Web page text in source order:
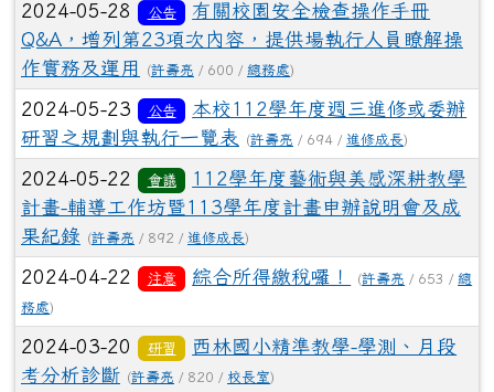
2024-05-28 公告
有關校園安全檢查操作手冊
Q&A，增列第23項次內容，提供場執行人員瞭解操
作實務及運用
(許壽亮 / 600 / 總務處)
2024-05-23 公告
本校112學年度週三進修或委辦
研習之規劃與執行一覽表
(許壽亮 / 694 / 進修成長)
2024-05-22 會議
112學年度藝術與美感深耕教學
計畫-輔導工作坊暨113學年度計畫申辦說明會及成
果紀錄
(許壽亮 / 892 / 進修成長)
2024-04-22 注意 綜合所得繳稅囉！ (許壽亮 / 653 /總
務處)
2024-03-20 研習
西林國小精準教學-學測、月段
考分析診斷 (許壽亮 / 820 / 校長室)